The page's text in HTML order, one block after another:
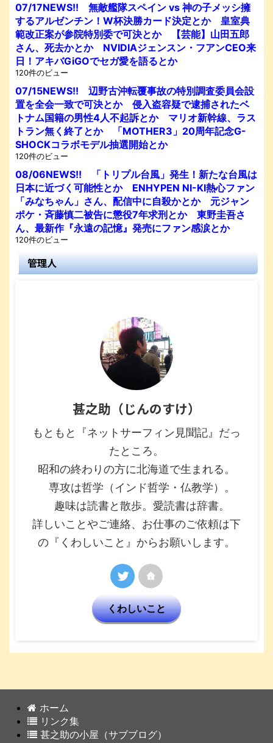
07/17NEWS!! 無敵艦隊スペイン vs 神の子メッシ擁
するアルゼンチン！W杯決勝カード決定とか 皇室典
範改正案が参院特別委で可決とか 【芸能】山田五郎
さん、死去かとか NVIDIAジェンスン・フアンCEO来
日！アキバGiGOでセガ愛を語るとか
120件のビュー
07/15NEWS!! 辺野古沖転覆事故の特別調査委員会設
置を全会一致で可決とか 侵入盗容疑で逮捕されたベ
トナム国籍の男性4人不起訴とか マリオ新幹線、ラス
トラン無く終了とか 「MOTHER3」20周年記念G-
SHOCKコラボモデル抽選開始とか
120件のビュー
08/06NEWS!! 「トリプル台風」発生！新たな台風は
日本に近づく可能性とか ENHYPEN NI-KI熱心ファン
「みなちゃん」さん、配信中に自殺かとか 元ジャン
ポケ・斉藤慎二被告に懲役7年求刑とか 東野圭吾さ
ん、最新作『永遠の記憶』発売にファン感涙とか
120件のビュー
管理人
甚之助（じんのすけ）
もともと『ネットサーフィン見聞記』だっ
たところ。
昭和の終わりの方に北海道で生まれる。
専攻は哲学（インド哲学・仏教学）。
趣味は読書と散歩。愛読書は辞書。
詳しいことやご連絡、お仕事のご依頼は下
の『くわしいこと』からお願いします。
くわしいこと
ホーム
リンク集
甚之助の小屋（サブブログ）